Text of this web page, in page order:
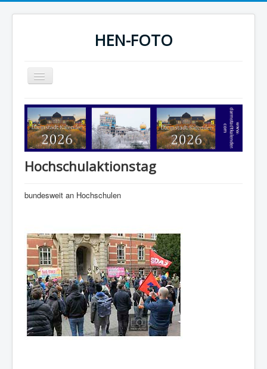
HEN-FOTO
Navigation
an/aus
HEN-FOTO Startseite
Darmstadt Kalender
Sportfotos
Fotografie
Hochschulaktionstag
bundesweit an Hochschulen